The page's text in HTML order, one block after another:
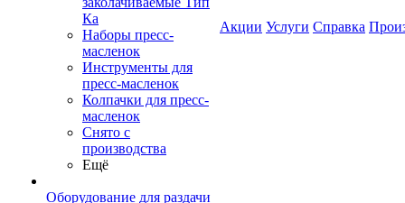
Кa
Наборы пресс-
масленок
Инструменты для
пресс-масленок
Колпачки для пресс-
масленок
Снято с
производства
Ещё
Оборудование для раздачи
Акции Услуги Справка